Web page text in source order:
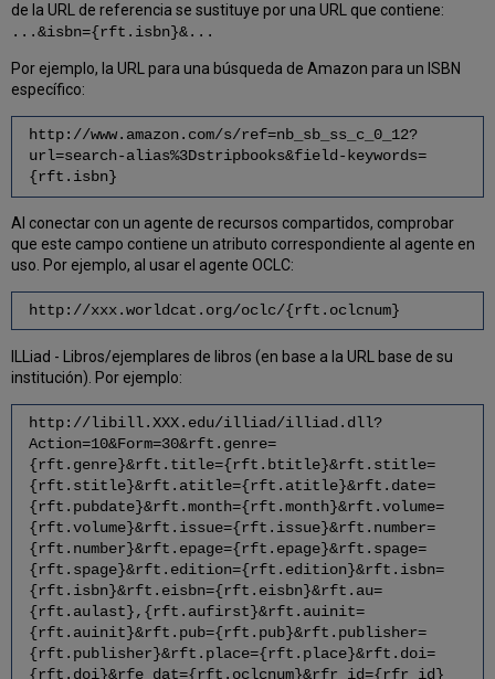
de la URL de referencia se sustituye por una URL que contiene:
...&isbn={rft.isbn}&...
Por ejemplo, la URL para una búsqueda de Amazon para un ISBN
específico:
http://www.amazon.com/s/ref=nb_sb_ss_c_0_12?
url=search-alias%3Dstripbooks&field-keywords=
{rft.isbn}
Al conectar con un agente de recursos compartidos, comprobar
que este campo contiene un atributo correspondiente al agente en
uso. Por ejemplo, al usar el agente OCLC:
http://xxx.worldcat.org/oclc/{rft.oclcnum}
ILLiad - Libros/ejemplares de libros (en base a la URL base de su
institución). Por ejemplo:
http://libill.XXX.edu/illiad/illiad.dll?
Action=10&Form=30&rft.genre=
{rft.genre}&rft.title={rft.btitle}&rft.stitle=
{rft.stitle}&rft.atitle={rft.atitle}&rft.date=
{rft.pubdate}&rft.month={rft.month}&rft.volume=
{rft.volume}&rft.issue={rft.issue}&rft.number=
{rft.number}&rft.epage={rft.epage}&rft.spage=
{rft.spage}&rft.edition={rft.edition}&rft.isbn=
{rft.isbn}&rft.eisbn={rft.eisbn}&rft.au=
{rft.aulast},{rft.aufirst}&rft.auinit=
{rft.auinit}&rft.pub={rft.pub}&rft.publisher=
{rft.publisher}&rft.place={rft.place}&rft.doi=
{rft.doi}&rfe_dat={rft.oclcnum}&rfr_id={rfr_id}